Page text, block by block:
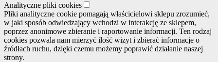
Analityczne pliki cookies
Pliki analityczne cookie pomagają właścicielowi sklepu zrozumieć,
w jaki sposób odwiedzający wchodzi w interakcję ze sklepem,
poprzez anonimowe zbieranie i raportowanie informacji. Ten rodzaj
cookies pozwala nam mierzyć ilość wizyt i zbierać informacje o
źródłach ruchu, dzięki czemu możemy poprawić działanie naszej
strony.